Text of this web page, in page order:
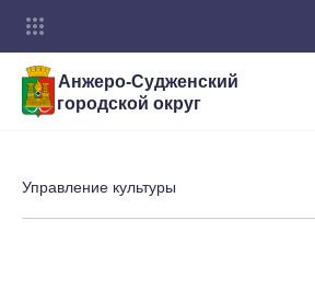
Анжеро-Судженский
городской округ
Управление культуры